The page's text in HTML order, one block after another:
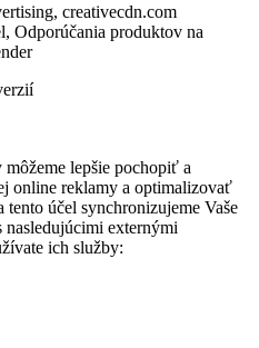
creativecdn.com
Odporúčania produktov na
lepšie pochopiť a
online reklamy a optimalizovať
účel synchronizujeme Vaše
nasledujúcimi externými
ich služby: